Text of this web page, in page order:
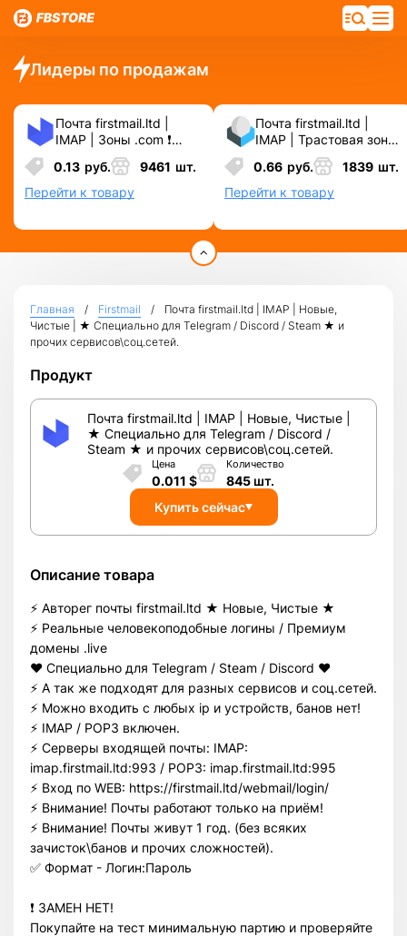
Лидеры по продажам
Почта firstmail.ltd |
IMAP | Зоны .com ❗️
Новые, Чистые,
Вечные ❗️ Для
различных сервисов и
соц.сетей.
0.13 руб. 9461 шт.
Перейти к товару
Почта firstmail.ltd |
IMAP | Трастовая зона
.COM ❗️ Новые, Чистые
❗️ С реальными
логинами | ☑️
Специально для ФБ/
0.66 руб. 1839 шт.
Перейти к товару
Главная Firstmail
Почта firstmail.ltd | IMAP | Новые,
Чистые | ★ Специально для Telegram / Discord / Steam ★ и
прочих сервисов\соц.сетей.
Продукт
Почта firstmail.ltd | IMAP | Новые, Чистые |
★ Специально для Telegram / Discord /
Steam ★ и прочих сервисов\соц.сетей.
Цена
0.011 $
Количество
845 шт.
Купить сейчас
Описание товара
⚡️ Авторег почты firstmail.ltd ★ Новые, Чистые ★
⚡️ Реальные человекоподобные логины / Премиум
домены .live
❤️ Специально для Telegram / Steam / Discord ❤️
⚡️ А так же подходят для разных сервисов и соц.сетей.
⚡️ Можно входить с любых ip и устройств, банов нет!
⚡️ IMAP / POP3 включен.
⚡️ Серверы входящей почты: IMAP:
imap.firstmail.ltd:993 / POP3: imap.firstmail.ltd:995
⚡️ Вход по WEB: https://firstmail.ltd/webmail/login/
⚡️ Внимание! Почты работают только на приём!
⚡️ Внимание! Почты живут 1 год. (без всяких
зачисток\банов и прочих сложностей).
✅ Формат - Логин:Пароль
❗️ ЗАМЕН НЕТ!
Покупайте на тест минимальную партию и проверяйте